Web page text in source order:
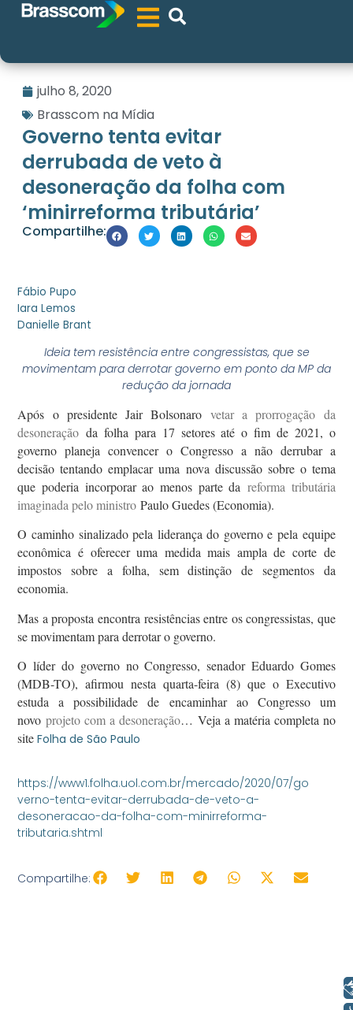
julho 8, 2020
Brasscom na Mídia
Governo tenta evitar
derrubada de veto à
desoneração da folha com
‘minirreforma tributária’
Compartilhe:
Fábio Pupo
Iara Lemos
Danielle Brant
Ideia tem resistência entre congressistas, que se
movimentam para derrotar governo em ponto da MP da
redução da jornada
Após o presidente Jair Bolsonarovetar a prorrogação da
desoneração da folha para 17 setores até o fim de 2021, o
governo planeja convencer o Congresso a não derrubar a
decisão tentando emplacar uma nova discussão sobre o tema
que poderia incorporar ao menos parte da reforma tributária
imaginada pelo ministro Paulo Guedes (Economia).
O caminho sinalizado pela liderança do governo e pela equipe
econômica é oferecer uma medida mais ampla de corte de
impostos sobre a folha, sem distinção de segmentos da
economia.
Mas a proposta encontra resistências entre os congressistas, que
se movimentam para derrotar o governo.
O líder do governo no Congresso, senador Eduardo Gomes
(MDB-TO), afirmou nesta quarta-feira (8) que o Executivo
estuda a possibilidade de encaminhar ao Congresso um
novoprojeto com a desoneração… Veja a matéria completa no
site Folha de São Paulo
https://www1.folha.uol.com.br/mercado/2020/07/go
verno-tenta-evitar-derrubada-de-veto-a-
desoneracao-da-folha-com-minirreforma-
tributaria.shtml
Compartilhe: